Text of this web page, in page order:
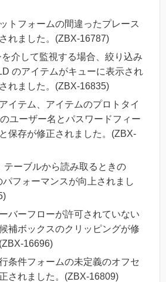
トフォームの間違ったプレース
れました。(ZBX-16787)
介して監視する場合、絞り込み
のアイテムがキューに表示され
れました。(ZBX-16835)
イテム、アイテムのプロトタイ
ユーザー名とパスワードフィー
保存が修正されました。(ZBX-
テーブルから読み取るときの
フォーマンスが向上されまし
バーフローが許可されていない
補ボックスのクリッピングが修
16696)
条件フォームの未定義のオフセ
されました。(ZBX-16809)